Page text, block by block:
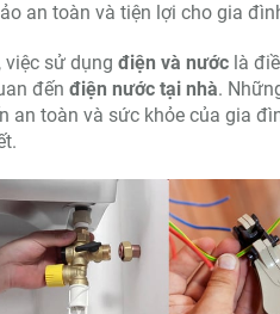
an toàn và tiện lợi cho gia
việc sử dụng điện và nướclà
đến điện nước tại nhà.
an toàn và sức khỏe của gia